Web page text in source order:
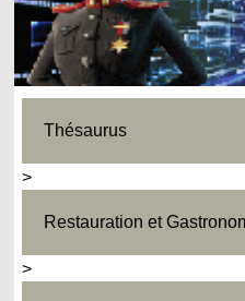
Thésaurus
>
Restauration et
>